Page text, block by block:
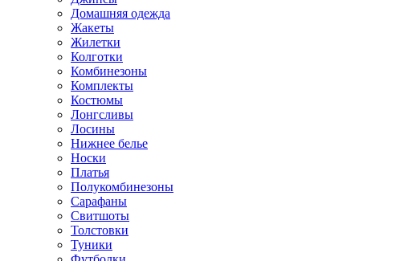
Домашняя одежда
Жакеты
Жилетки
Колготки
Комбинезоны
Комплекты
Костюмы
Лонгсливы
Лосины
Нижнее белье
Носки
Платья
Полукомбинезоны
Сарафаны
Свитшоты
Толстовки
Туники